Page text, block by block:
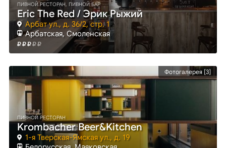
ПИВНОЙ РЕСТОРАН, ПИВНОЙ БАР
Eric The Red / Эрик Рыжий
Арбат ул., д. 36/2, стр. 1
Арбатская, Смоленская
Фотогалерея [3]
ПИВНОЙ РЕСТОРАН
Krombacher Beer&Kitchen
1-я Тверская-Ямская ул., д. 19